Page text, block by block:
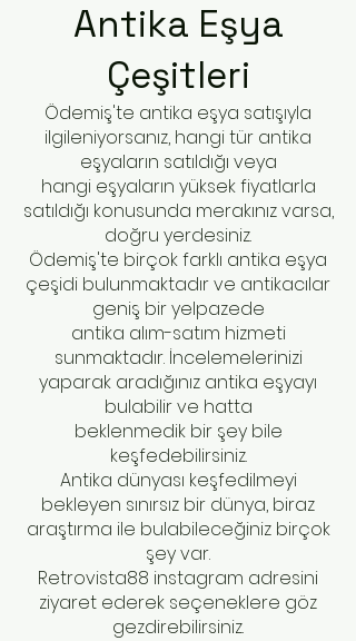
Antika Eşya
Çeşitleri
Ödemiş'te antika eşya satışıyla
ilgileniyorsanız, hangi tür antika
eşyaların satıldığı veya
hangi eşyaların yüksek fiyatlarla
satıldığı konusunda merakınız varsa,
doğru yerdesiniz.
Ödemiş'te birçok farklı antika eşya
çeşidi bulunmaktadır ve antikacılar
geniş bir yelpazede
antika alım-satım hizmeti
sunmaktadır. İncelemelerinizi
yaparak aradığınız antika eşyayı
bulabilir ve hatta
beklenmedik bir şey bile
keşfedebilirsiniz.
Antika dünyası keşfedilmeyi
bekleyen sınırsız bir dünya, biraz
araştırma ile bulabileceğiniz birçok
şey var.
Retrovista88 instagram adresini
ziyaret ederek seçeneklere göz
gezdirebilirsiniz.